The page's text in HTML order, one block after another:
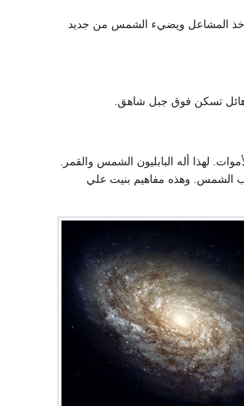
المشاعل ويضيء الشمس من جديد
تسكن فوق جبل شاهق.
لهذا أله البابليون الشمس والقمر.
الشمس. وهذه مفاهيم بنيت علي